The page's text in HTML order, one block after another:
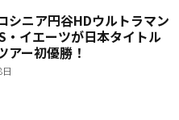
シニア円谷HDウルトラマン
・イエーツが日本タイトル
アー初優勝！